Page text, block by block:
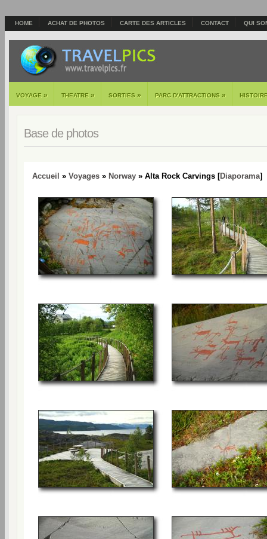
HOME ACHAT DE PHOTOS CARTE DES ARTICLES CONTACT QUI
VOYAGE » THEATRE » SORTIES » PARC D'ATTRACTIONS »
Base de photos
Accueil » Voyages » Norway » Alta Rock Carvings [Diaporama]